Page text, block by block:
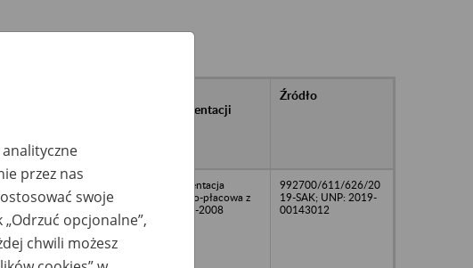
państwowych
dokumentacji
Źródło
Dokumentacja
osobowo-płacowa z
lat 2001-2008
992700/611/626/20
19-SAK; UNP: 2019-
00143012
przez nas
swoje
„Odrzuć opcjonalne”,
chwili możesz